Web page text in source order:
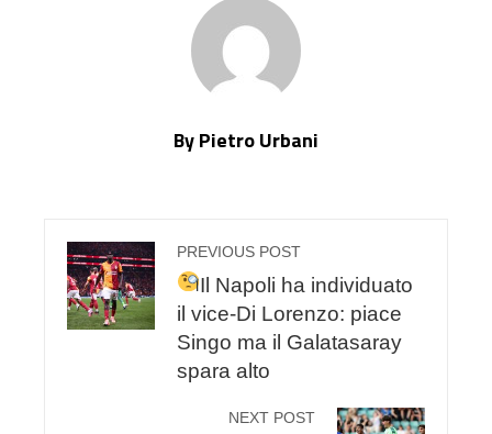
By Pietro Urbani
PREVIOUS POST
Il Napoli ha individuato
il vice-Di Lorenzo: piace
Singo ma il Galatasaray
spara alto
NEXT POST